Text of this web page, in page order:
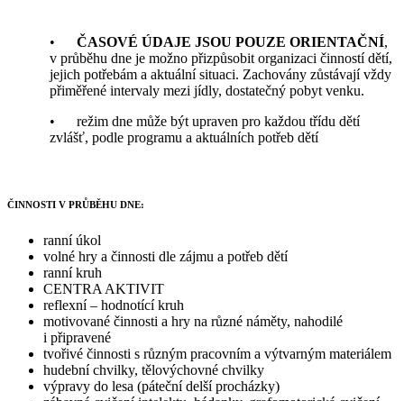
•ČASOVÉ ÚDAJE JSOU POUZE ORIENTAČNÍ,
v průběhu dne je možno přizpůsobit organizaci činností dětí,
jejich potřebám a aktuální situaci. Zachovány zůstávají vždy
přiměřené intervaly mezi jídly, dostatečný pobyt venku.
• režim dne může být upraven pro každou třídu dětí
zvlášť, podle programu a aktuálních potřeb dětí
ČINNOSTI V PRŮBĚHU DNE:
ranní úkol
volné hry a činnosti dle zájmu a potřeb dětí
ranní kruh
CENTRA AKTIVIT
reflexní – hodnotící kruh
motivované činnosti a hry na různé náměty, nahodilé
i připravené
tvořivé činnosti s různým pracovním a výtvarným materiálem
hudební chvilky, tělovýchovné chvilky
výpravy do lesa (páteční delší procházky)